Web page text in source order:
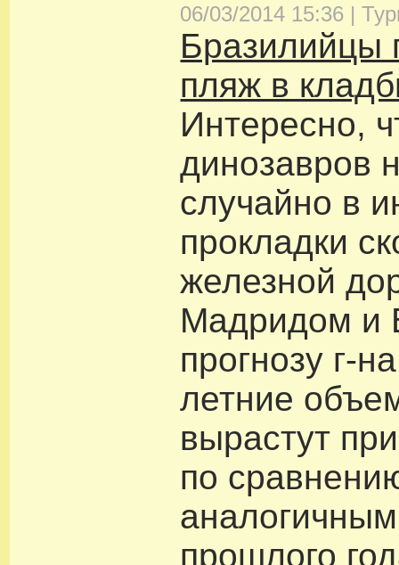
06/03/2014 15:36 |
Бразилийцы
пляж в
Интересно,
динозавров
случайно в
прокладки
железной
Мадридом и
прогнозу г-
летние
вырастут
по
прошлого